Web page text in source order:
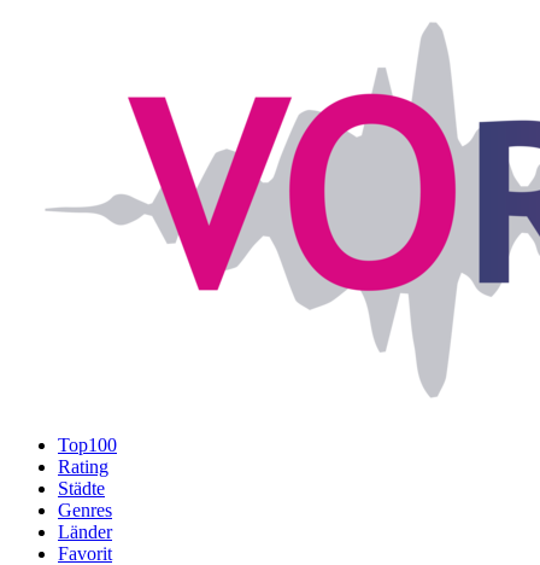
Top100
Rating
Städte
Genres
Länder
Favorit